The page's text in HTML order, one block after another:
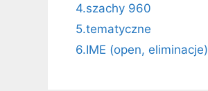
4.szachy 960
5.tematyczne
6.IME (open, eliminacje)